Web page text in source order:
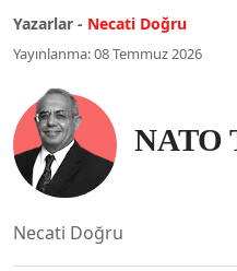
Yazarlar - Necati Doğru
Yayınlanma: 08 Temmuz 2026
NATO
Necati Doğru